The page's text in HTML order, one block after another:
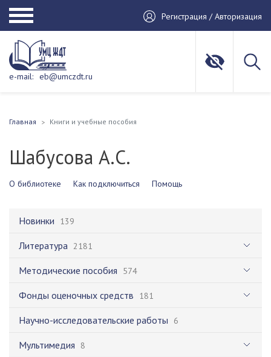
Регистрация / Авторизация
e-mail: eb@umczdt.ru
Главная Книги и учебные пособия
Шабусова А.С.
О библиотеке Как подключиться Помощь
Новинки 139
Литература 2181
Методические пособия 574
Фонды оценочных средств 181
Научно-исследовательские работы 6
Мультимедия 8